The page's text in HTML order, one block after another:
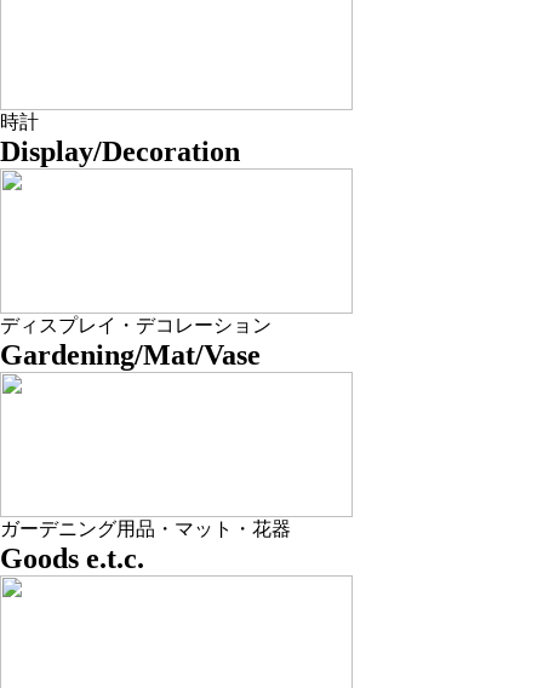
時計
Display/Decoration
ディスプレイ・デコレーション
Gardening/Mat/Vase
ガーデニング用品・マット・花器
Goods e.t.c.